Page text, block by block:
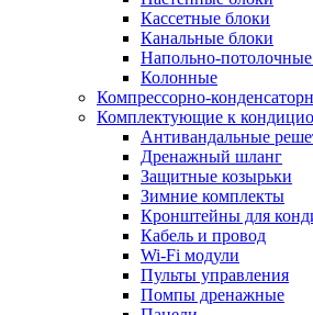
Кассетные блоки
Канальные блоки
Напольно-
Колонные
Компрессорно-
Комплектующие к
Антивандальные
Дренажный шланг
Защитные козырьки
Зимние комплекты
Кронштейны для
Кабель и провод
Wi-Fi модули
Пульты управления
Помпы дренажные